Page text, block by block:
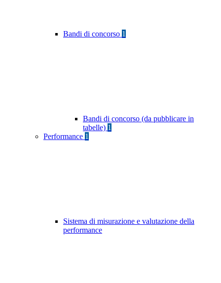
Bandi di concorso 1
Bandi di concorso (da pubblicare in
tabelle) 1
Performance 1
Sistema di misurazione e valutazione della
performance